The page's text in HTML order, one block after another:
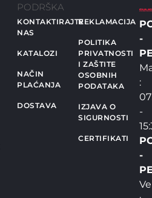
PODRŠKA
KONTAKTIRAJTE
NAS
KATALOZI
NAČIN
PLAĆANJA
DOSTAVA
REKLAMACIJA
POLITIKA
PRIVATNOSTI
I ZAŠTITE
OSOBNIH
PODATAKA
IZJAVA O
SIGURNOSTI
CERTIFIKATI
-
:
-
-